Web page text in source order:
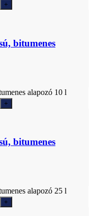
bitumenes
alapozó 10 l
bitumenes
alapozó 25 l